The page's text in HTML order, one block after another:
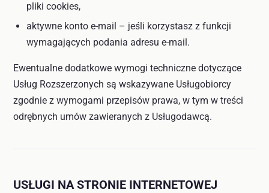
pliki cookies,
aktywne konto e-mail – jeśli korzystasz z funkcji
wymagających podania adresu e-mail.
Ewentualne dodatkowe wymogi techniczne dotyczące
Usług Rozszerzonych są wskazywane Usługobiorcy
zgodnie z wymogami przepisów prawa, w tym w treści
odrębnych umów zawieranych z Usługodawcą.
USŁUGI NA STRONIE INTERNETOWEJ